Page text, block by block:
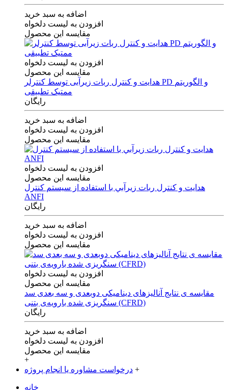
اضافه به سبد خرید
افزودن به لیست دلخواه
مقایسه این محصول
افزودن به لیست دلخواه
مقایسه این محصول
هدایت و کنترل ربات زیرآبی توسط کنترلر PD و الگوریتم
ممتیک تطبیقی
رایگان
اضافه به سبد خرید
افزودن به لیست دلخواه
مقایسه این محصول
افزودن به لیست دلخواه
مقایسه این محصول
هدايت و كنترل ربات زيرآبي با استفاده از سيستم كنترل
ANFI
رایگان
اضافه به سبد خرید
افزودن به لیست دلخواه
مقایسه این محصول
افزودن به لیست دلخواه
مقایسه این محصول
مقایسه ی‌ نتایج آنالیزهای‌ دینامیکی‌ دوبعدی‌ و‌ سه بعدی‌ سد
سنگریزی‌ شده با‌رویه‌ی‌ بتنی‌ (CFRD)
رایگان
اضافه به سبد خرید
افزودن به لیست دلخواه
مقایسه این محصول
+
درخواست مشاوره یا انجام پروژه +
خانه